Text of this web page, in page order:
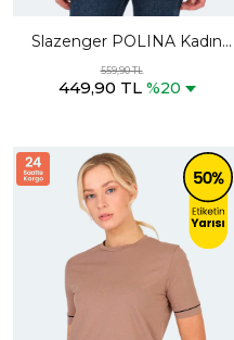
Slazenger POLINA Kadın
Koyu Gri Tişört
559,90 TL
449,90 TL %20